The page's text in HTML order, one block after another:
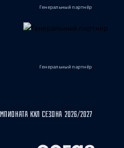
Генеральный партнёр
Генеральный партнёр
КХЛ СЕЗОНА 2026/2027